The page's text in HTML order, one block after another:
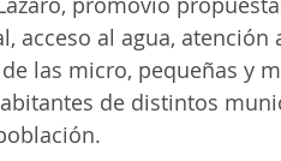
acceso al agua,
las micro, pequeñas y
de distintos